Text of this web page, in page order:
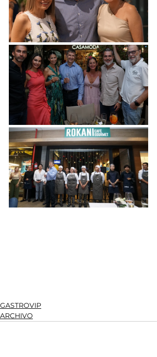
GASTROVIP
ARCHIVO